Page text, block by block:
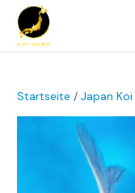
Startseite /Japan Koi